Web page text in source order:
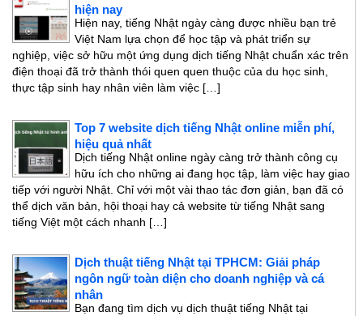
hiện nay
Hiện nay, tiếng Nhật ngày càng được nhiều bạn trẻ
Việt Nam lựa chọn để học tập và phát triển sự
nghiệp, việc sở hữu một ứng dụng dịch tiếng Nhật chuẩn xác trên
điện thoại đã trở thành thói quen quen thuộc của du học sinh,
thực tập sinh hay nhân viên làm việc […]
Top 7 website dịch tiếng Nhật online miễn phí,
hiệu quả nhất
Dịch tiếng Nhật online ngày càng trở thành công cụ
hữu ích cho những ai đang học tập, làm việc hay giao
tiếp với người Nhật. Chỉ với một vài thao tác đơn giản, bạn đã có
thể dịch văn bản, hội thoại hay cả website từ tiếng Nhật sang
tiếng Việt một cách nhanh […]
Dịch thuật tiếng Nhật tại TPHCM: Giải pháp
ngôn ngữ toàn diện cho doanh nghiệp và cá
nhân
Bạn đang tìm dịch vụ dịch thuật tiếng Nhật tại